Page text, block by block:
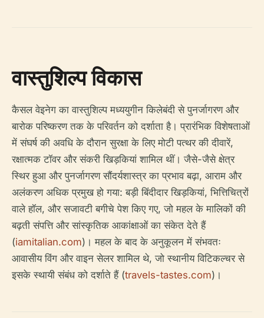
वास्तुशिल्प विकास
कैसल वेइनेग का वास्तुशिल्प मध्ययुगीन किलेबंदी से पुनर्जागरण और
बारोक परिष्करण तक के परिवर्तन को दर्शाता है। प्रारंभिक विशेषताओं
में संघर्ष की अवधि के दौरान सुरक्षा के लिए मोटी पत्थर की दीवारें,
रक्षात्मक टॉवर और संकरी खिड़कियां शामिल थीं। जैसे-जैसे क्षेत्र
स्थिर हुआ और पुनर्जागरण सौंदर्यशास्त्र का प्रभाव बढ़ा, आराम और
अलंकरण अधिक प्रमुख हो गया: बड़ी बिंदीदार खिड़कियां, भित्तिचित्रों
वाले हॉल, और सजावटी बगीचे पेश किए गए, जो महल के मालिकों की
बढ़ती संपत्ति और सांस्कृतिक आकांक्षाओं का संकेत देते हैं
(iamitalian.com)। महल के बाद के अनुकूलन में संभवतः
आवासीय विंग और वाइन सेलर शामिल थे, जो स्थानीय विटिकल्चर से
इसके स्थायी संबंध को दर्शाते हैं (travels-tastes.com)।